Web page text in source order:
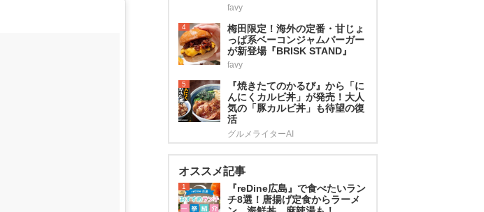
favy
4
梅田限定！海外の定番・甘じょ
っぱ系ベーコンジャムバーガー
が新登場『BRISK STAND』
favy
5
『焼きたてのかるび』から「に
んにくカルビ丼」が発売！大人
気の「豚カルビ丼」も待望の復
活
グルメライターAI
オススメ記事
1
『reDine広島』で食べたいラン
チ8選！唐揚げ定食からラーメ